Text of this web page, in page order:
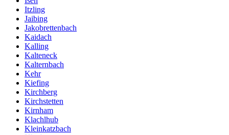
Itzling
Jaibing
Jakobrettenbach
Kaidach
Kalling
Kalteneck
Kalternbach
Kehr
Kiefing
Kirchberg
Kirchstetten
Kirnham
Klachlhub
Kleinkatzbach